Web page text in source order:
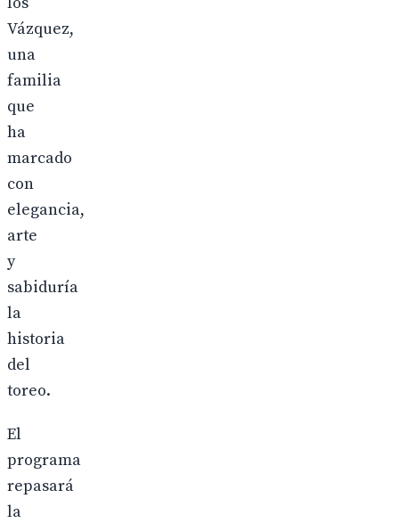
Vázquez,
una
familia
que
ha
marcado
con
elegancia,
arte
y
sabiduría
la
historia
del
toreo.
El
programa
repasará
la